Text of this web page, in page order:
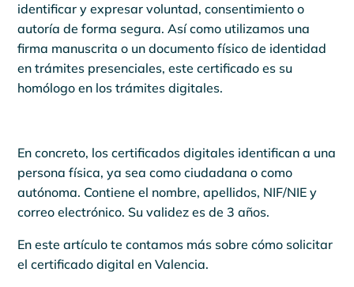
identificar y expresar voluntad, consentimiento o
autoría de forma segura. Así como utilizamos una
firma manuscrita o un documento físico de identidad
en trámites presenciales, este certificado es su
homólogo en los trámites digitales.
En concreto, los certificados digitales identifican a una
persona física, ya sea como ciudadana o como
autónoma. Contiene el nombre, apellidos, NIF/NIE y
correo electrónico. Su validez es de 3 años.
En este artículo te contamos más sobre cómo solicitar
el certificado digital en Valencia.